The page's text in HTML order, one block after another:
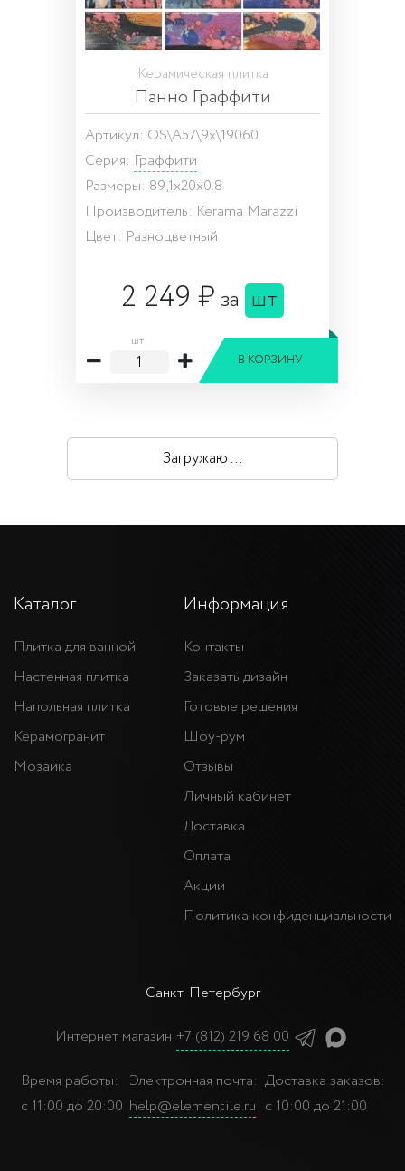
Керамическая плитка
Панно Граффити
Артикул: OS\A57\9x\19060
Серия: Граффити
Размеры: 89,1x20x0.8
Производитель: Kerama Marazzi
Цвет: Разноцветный
2 249 ₽за шт
шт
В КОРЗИНУ
Загружаю ...
Санкт-Петербург
Интернет магазин:+7 (812) 219 68 00
Время работы:
с 11:00 до 20:00
Электронная почта:
help@elementile.ru
Доставка заказов:
с 10:00 до 21:00
Каталог
Плитка для ванной
Настенная плитка
Напольная плитка
Керамогранит
Мозаика
Информация
Контакты
Заказать дизайн
Готовые решения
Шоу-рум
Отзывы
Личный кабинет
Доставка
Оплата
Акции
Политика конфиденциальности